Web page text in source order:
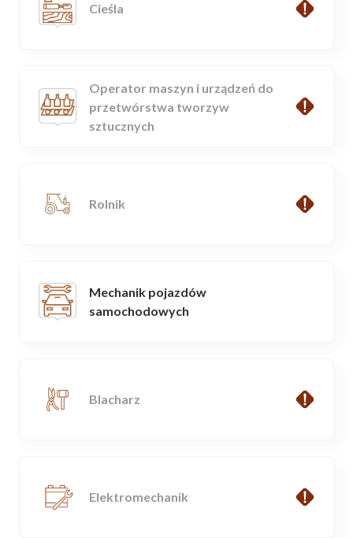
Cieśla
Operator maszyn i urządzeń do
przetwórstwa tworzyw
sztucznych
Rolnik
Mechanik pojazdów
samochodowych
Blacharz
Elektromechanik